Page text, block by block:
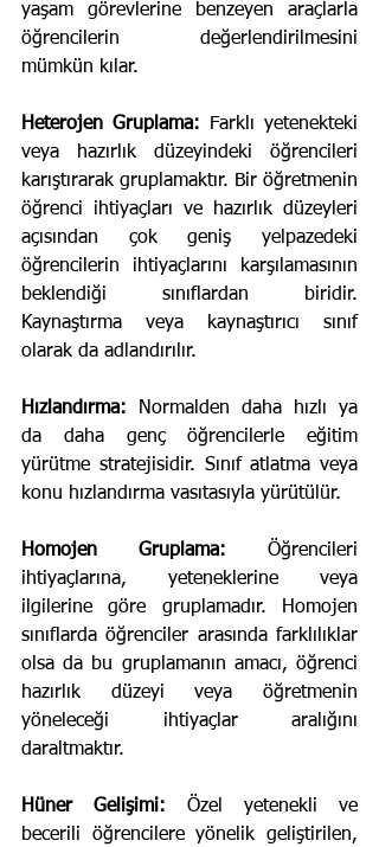
yaşam görevlerine benzeyen araçlarla
öğrencilerin değerlendirilmesini
mümkün kılar.
Heterojen Gruplama: Farklı yetenekteki
veya hazırlık düzeyindeki öğrencileri
karıştırarak gruplamaktır. Bir öğretmenin
öğrenci ihtiyaçları ve hazırlık düzeyleri
açısından çok geniş yelpazedeki
öğrencilerin ihtiyaçlarını karşılamasının
beklendiği sınıflardan biridir.
Kaynaştırma veya kaynaştırıcı sınıf
olarak da adlandırılır.
Hızlandırma: Normalden daha hızlı ya
da daha genç öğrencilerle eğitim
yürütme stratejisidir. Sınıf atlatma veya
konu hızlandırma vasıtasıyla yürütülür.
Homojen Gruplama: Öğrencileri
ihtiyaçlarına, yeteneklerine veya
ilgilerine göre gruplamadır. Homojen
sınıflarda öğrenciler arasında farklılıklar
olsa da bu gruplamanın amacı, öğrenci
hazırlık düzeyi veya öğretmenin
yöneleceği ihtiyaçlar aralığını
daraltmaktır.
Hüner Gelişimi: Özel yetenekli ve
becerili öğrencilere yönelik geliştirilen,